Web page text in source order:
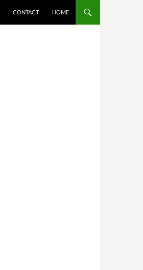
CONTACT HOME